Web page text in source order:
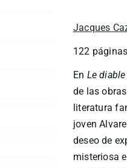
Jacques
122 páginas
En Le
de las
literatura
joven
deseo de
misteriosa